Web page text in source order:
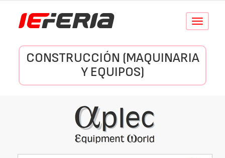
Conmutar
CONSTRUCCIÓN (MAQUINARIA
Y EQUIPOS)